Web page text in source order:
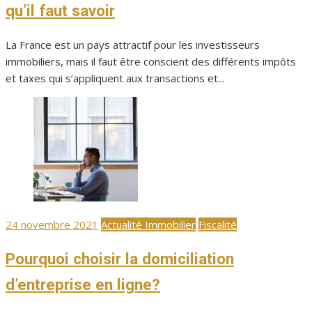
qu’il faut savoir
La France est un pays attractif pour les investisseurs
immobiliers, mais il faut être conscient des différents impôts
et taxes qui s’appliquent aux transactions et...
Publié
24 novembre 2021 Actualité Immobilier Fiscalité
Pourquoi choisir la domiciliation
d’entreprise en ligne?